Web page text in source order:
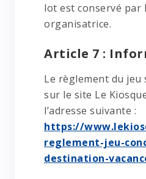
lot est conservé par
organisatrice.
Article 7 :
Le règlement du jeu
sur le site Le
l’adresse suivante :
https://
reglement-jeu-
destination-